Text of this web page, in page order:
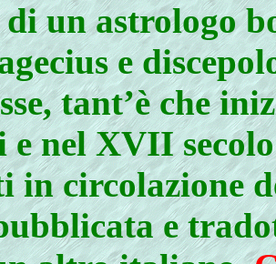
un astrologo
e
tant’è che
e nel XVII
in circolazione
e